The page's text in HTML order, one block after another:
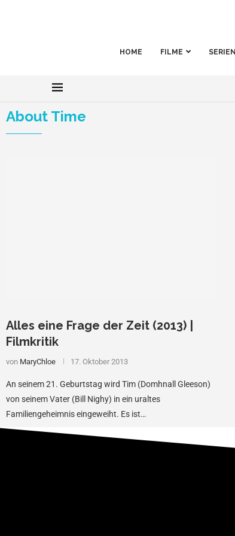
HOME FILME SERIEN
About Time
Alles eine Frage der Zeit (2013) |
Filmkritik
von MaryChloe 17. Oktober 2013
An seinem 21. Geburtstag wird Tim (Domhnall Gleeson)
von seinem Vater (Bill Nighy) in ein uraltes
Familiengeheimnis eingeweiht. Es ist…